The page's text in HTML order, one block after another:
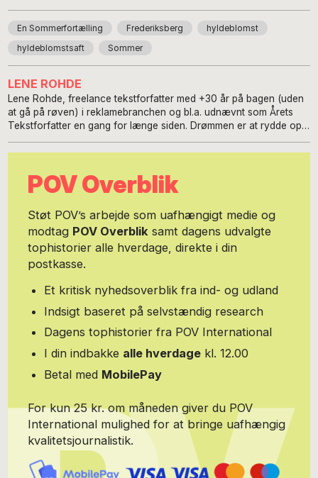
En Sommerfortælling Frederiksberg hyldeblomst
hyldeblomstsaft Sommer
LENE ROHDE
Lene Rohde, freelance tekstforfatter med +30 år på bagen (uden
at gå på røven) i reklamebranchen og bl.a. udnævnt som Årets
Tekstforfatter en gang for længe siden. Drømmen er at rydde op i
og store noveller. Når der ikke skrives, løber Lene rundt i sit
løber, så pigerne kan gå i skole”. Og det er netop, hvad hun gør:
Siden 2012 har Lene gennem sin egen frivillige forening HIPPO
de lokale butikker og på den måde fået indsamlet ca. 350.000 til
skoleprojekter for udsatte piger i Kenya. Arbejdet kan følges på
https://www.facebook.com/HippoRun/ og #hipporun på
Instagram. Og ellers kan skribenten træffes på
lene@tekstforfatter.dk, +45 25122776 og på
https://www.facebook.com/Tekstforfatterdk-587586781277759/
POV Overblik
Støt POV’s arbejde som uafhængigt medie og
modtag POV Overbliksamt dagens udvalgte
tophistorier alle hverdage, direkte i din
postkasse.
Et kritisk nyhedsoverblik fra ind- og udland
Indsigt baseret på selvstændig research
Dagens tophistorier fra POV International
I din indbakke alle hverdage kl. 12.00
Betal med MobilePay
For kun 25 kr. om måneden giver du POV
International mulighed for at bringe uafhængig
kvalitetsjournalistik.